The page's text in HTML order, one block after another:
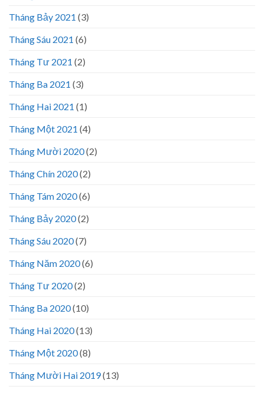
Tháng Bảy 2021 (3)
Tháng Sáu 2021 (6)
Tháng Tư 2021 (2)
Tháng Ba 2021 (3)
Tháng Hai 2021 (1)
Tháng Một 2021 (4)
Tháng Mười 2020(2)
Tháng Chín 2020(2)
Tháng Tám 2020(6)
Tháng Bảy 2020(2)
Tháng Sáu 2020(7)
Tháng Năm 2020(6)
Tháng Tư 2020(2)
Tháng Ba 2020(10)
Tháng Hai 2020(13)
Tháng Một 2020(8)
Tháng Mười Hai 2019(13)